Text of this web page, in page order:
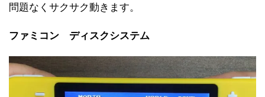
問題なくサクサク動きます。
ファミコン ディスクシステム